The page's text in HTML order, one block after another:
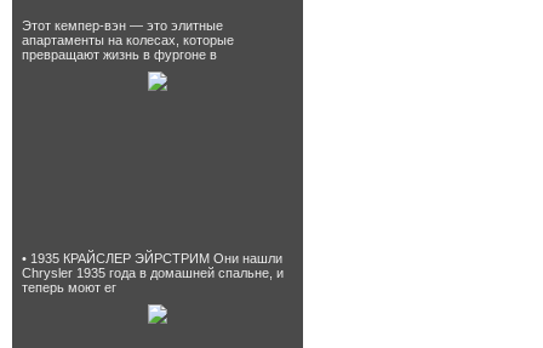
Этот кемпер-вэн — это элитные
апартаменты на колесах, которые
превращают жизнь в фургоне в
• 1935 КРАЙСЛЕР ЭЙРСТРИМ Они нашли
Chrysler 1935 года в домашней спальне, и
теперь моют ег